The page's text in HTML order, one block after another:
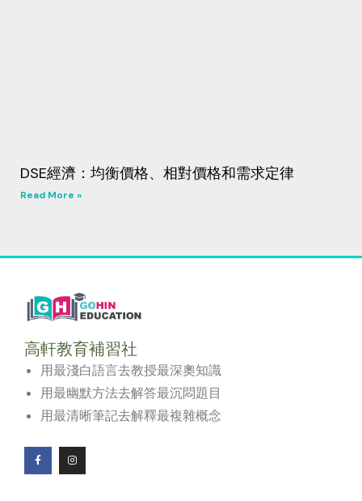
DSE經濟：均衡價格、相對價格和需求定律
Read More »
高軒教育補習社
用最淺白語言去教授最深奧知識
用最幽默方法去解答最沉悶題目
用最清晰筆記去解釋最複雜概念
F
a
I
n